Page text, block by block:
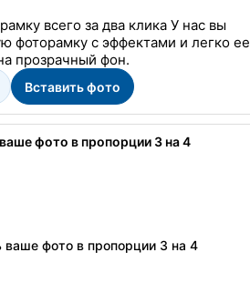
всего за два клика У нас вы
фоторамку с эффектами и легко ее
прозрачный фон.
Вставить фото
фото в пропорции 3 на 4